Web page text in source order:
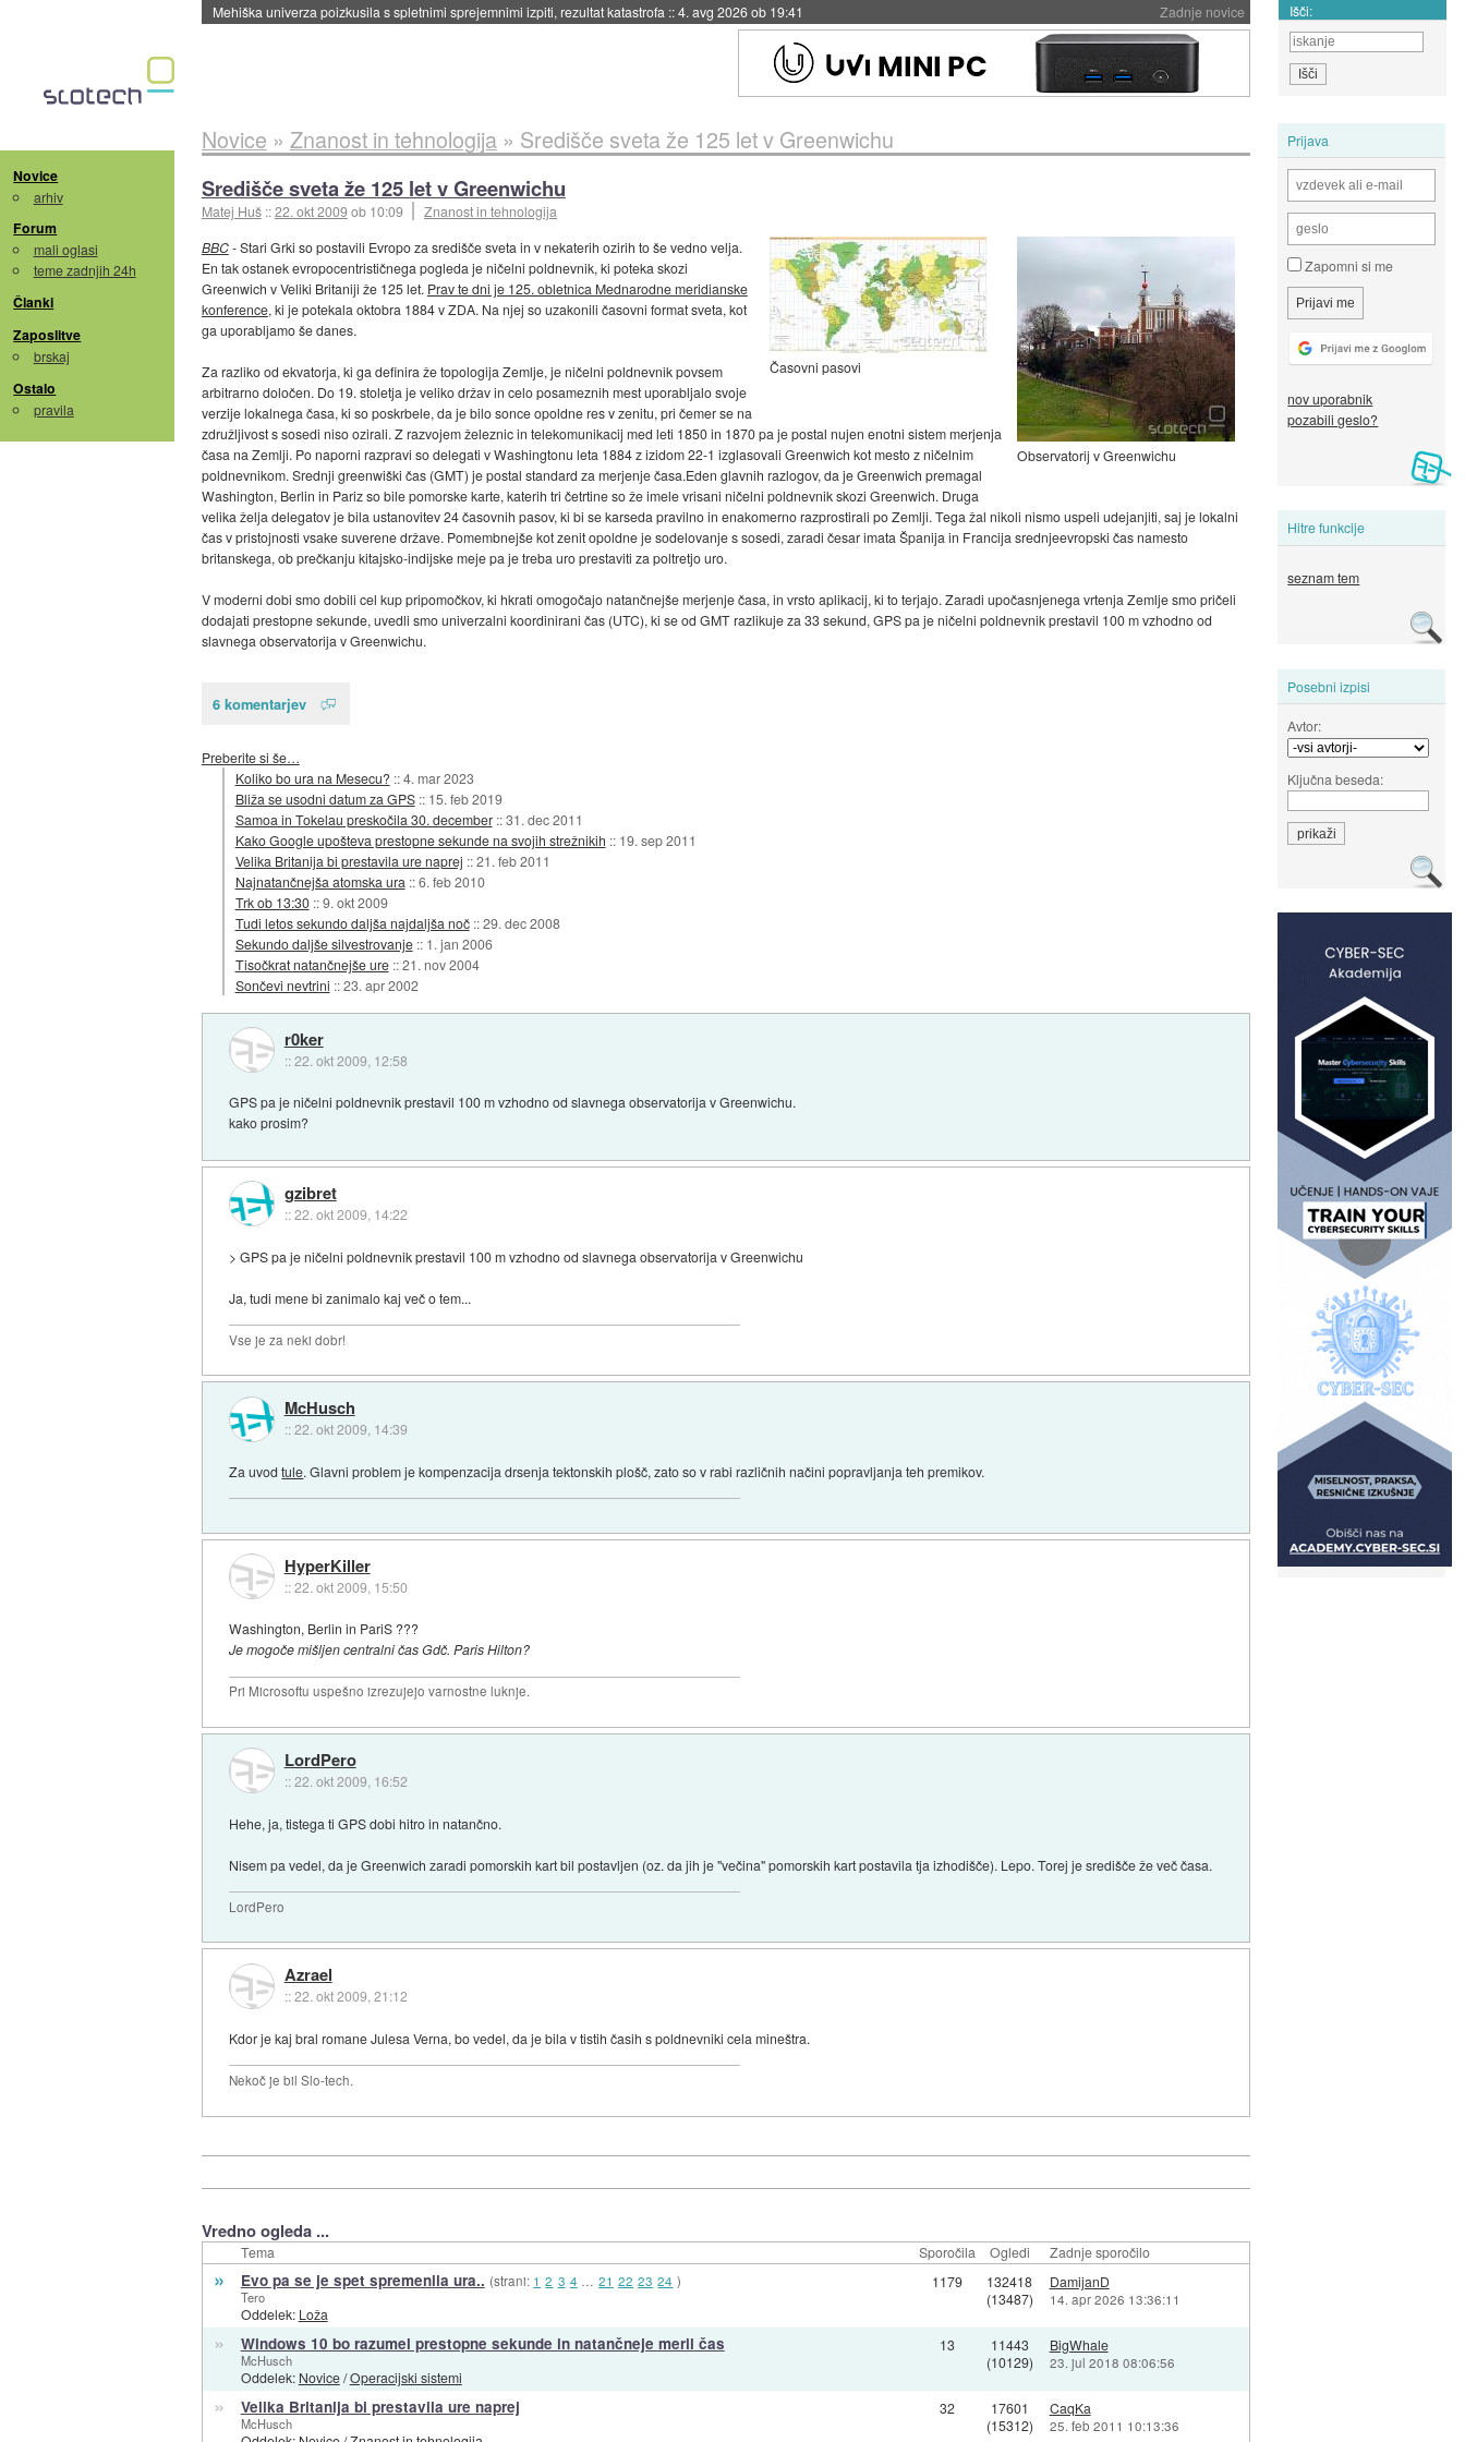
Zadnje novice
Mehiška univerza poizkusila s spletnimi sprejemnimi izpiti, rezultat katastrofa ::4. avg 2026 ob 19:41 Išči:
Novice
arhiv
Forum
mali oglasi
teme zadnjih 24h
Članki
Zaposlitve
brskaj
Ostalo
pravila
Prijava
Zapomni si me
nov uporabnik
pozabili geslo?
Hitre funkcije
seznam tem
Posebni izpisi
Avtor:
Ključna beseda:
Novice » Znanost in tehnologija» Središče sveta že 125 let v Greenwichu
Središče sveta že 125 let v Greenwichu
Matej Huš ::22. okt 2009ob 10:09 Znanost in tehnologija
Observatorij v Greenwichu
Časovni pasovi
BBC- Stari Grki so postavili Evropo za središče sveta in v nekaterih ozirih to še vedno velja.
En tak ostanek evropocentrističnega pogleda je ničelni poldnevnik, ki poteka skozi
Greenwich v Veliki Britaniji že 125 let. Prav te dni je 125. obletnica Mednarodne meridianske
konference, ki je potekala oktobra 1884 v ZDA. Na njej so uzakonili časovni format sveta, kot
ga uporabljamo še danes.
Za razliko od ekvatorja, ki ga definira že topologija Zemlje, je ničelni poldnevnik povsem
arbitrarno določen. Do 19. stoletja je veliko držav in celo posameznih mest uporabljalo svoje
verzije lokalnega časa, ki so poskrbele, da je bilo sonce opoldne res v zenitu, pri čemer se na
združljivost s sosedi niso ozirali. Z razvojem železnic in telekomunikacij med leti 1850 in 1870 pa je postal nujen enotni sistem merjenja
časa na Zemlji. Po naporni razpravi so delegati v Washingtonu leta 1884 z izidom 22-1 izglasovali Greenwich kot mesto z ničelnim
poldnevnikom. Srednji greenwiški čas (GMT) je postal standard za merjenje časa.Eden glavnih razlogov, da je Greenwich premagal
Washington, Berlin in Pariz so bile pomorske karte, katerih tri četrtine so že imele vrisani ničelni poldnevnik skozi Greenwich. Druga
velika želja delegatov je bila ustanovitev 24 časovnih pasov, ki bi se karseda pravilno in enakomerno razprostirali po Zemlji. Tega žal nikoli nismo uspeli udejanjiti, saj je lokalni
čas v pristojnosti vsake suverene države. Pomembnejše kot zenit opoldne je sodelovanje s sosedi, zaradi česar imata Španija in Francija srednjeevropski čas namesto
britanskega, ob prečkanju kitajsko-indijske meje pa je treba uro prestaviti za poltretjo uro.
V moderni dobi smo dobili cel kup pripomočkov, ki hkrati omogočajo natančnejše merjenje časa, in vrsto aplikacij, ki to terjajo. Zaradi upočasnjenega vrtenja Zemlje smo pričeli
dodajati prestopne sekunde, uvedli smo univerzalni koordinirani čas (UTC), ki se od GMT razlikuje za 33 sekund, GPS pa je ničelni poldnevnik prestavil 100 m vzhodno od
slavnega observatorija v Greenwichu.
6 komentarjev
Preberite si še…
Koliko bo ura na Mesecu? ::4. mar 2023
Bliža se usodni datum za GPS :: 15. feb 2019
Samoa in Tokelau preskočila 30. december ::31. dec 2011
Kako Google upošteva prestopne sekunde na svojih strežnikih :: 19. sep 2011
Velika Britanija bi prestavila ure naprej ::21. feb 2011
Najnatančnejša atomska ura ::6. feb 2010
Trk ob 13:30 ::9. okt 2009
Tudi letos sekundo daljša najdaljša noč ::29. dec 2008
Sekundo daljše silvestrovanje :: 1. jan 2006
Tisočkrat natančnejše ure ::21. nov 2004
Sončevi nevtrini ::23. apr 2002
r0ker
::22. okt 2009, 12:58
GPS pa je ničelni poldnevnik prestavil 100 m vzhodno od slavnega observatorija v Greenwichu.
kako prosim?
gzibret
::22. okt 2009, 14:22
> GPS pa je ničelni poldnevnik prestavil 100 m vzhodno od slavnega observatorija v Greenwichu
Ja, tudi mene bi zanimalo kaj več o tem...
Vse je za neki dobr!
McHusch
::22. okt 2009, 14:39
Za uvodtule. Glavni problem je kompenzacija drsenja tektonskih plošč, zato so v rabi različnih načini popravljanja teh premikov.
HyperKiller
::22. okt 2009, 15:50
Washington, Berlin in PariS ???
Je mogoče mišljen centralni čas Gdč. Paris Hilton?
Pri Microsoftu uspešno izrezujejo varnostne luknje.
LordPero
::22. okt 2009, 16:52
Hehe, ja, tistega ti GPS dobi hitro in natančno.
Nisem pa vedel, da je Greenwich zaradi pomorskih kart bil postavljen (oz. da jih je "večina" pomorskih kart postavila tja izhodišče). Lepo. Torej je središče že več časa.
LordPero
Azrael
::22. okt 2009, 21:12
Kdor je kaj bral romane Julesa Verna, bo vedel, da je bila v tistih časih s poldnevniki cela mineštra.
Nekoč je bil Slo-tech.
Vredno ogleda ...
Tema Sporočila Ogledi Zadnje sporočilo
» Evo pa se je spet spremenila ura.. (strani: 1 2 3 4 … 21 22 23 24 )
Tero
Oddelek: Loža
1179
132418
(13487)
DamijanD
14. apr 2026 13:36:11
» Windows 10 bo razumel prestopne sekunde in natančneje meril čas
McHusch
Oddelek: Novice/Operacijski sistemi
13
11443
(10129)
BigWhale
23. jul 2018 08:06:56
» Velika Britanija bi prestavila ure naprej
McHusch
32
17601
(15312)
CaqKa
25. feb 2011 10:13:36